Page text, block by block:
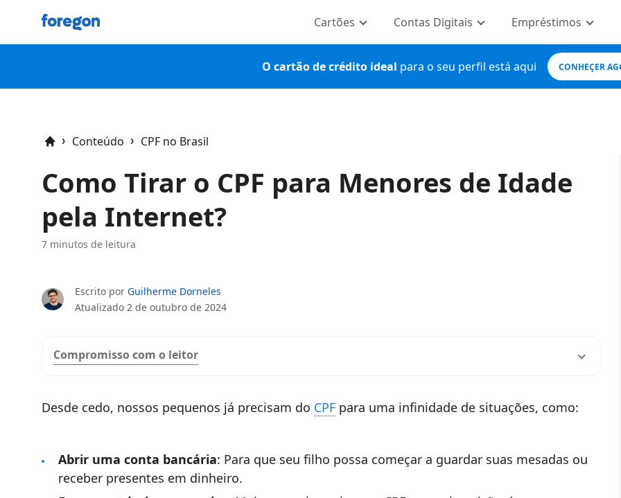
Foregon.com Cartões Contas Digitais Empréstimos
O cartão de crédito ideal para o seu perfil está aqui CONHEÇER
HomeConteúdo CPF no Brasil
Como Tirar o CPF para Menores de Idade
pela Internet?
7 minutos de leitura
Escrito por Guilherme Dorneles
Atualizado 2 de outubro de 2024
Compromisso com o leitor
Desde cedo, nossos pequenos já precisam do CPF para uma infinidade de situações, como:
Abrir uma conta bancária: Para que seu filho possa começar a guardar suas mesadas ou
receber presentes em dinheiro.